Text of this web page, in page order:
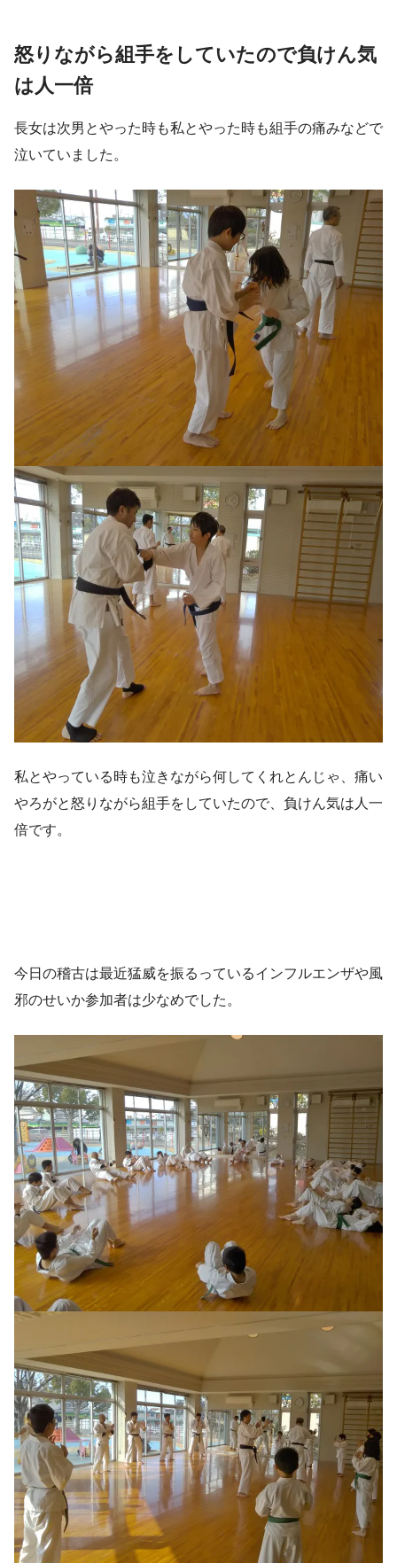
怒りながら組手をしていたので負けん気
は人一倍
長女は次男とやった時も私とやった時も組手の痛みなどで
泣いていました。
私とやっている時も泣きながら何してくれとんじゃ、痛い
やろがと怒りながら組手をしていたので、負けん気は人一
倍です。
今日の稽古は最近猛威を振るっているインフルエンザや風
邪のせいか参加者は少なめでした。